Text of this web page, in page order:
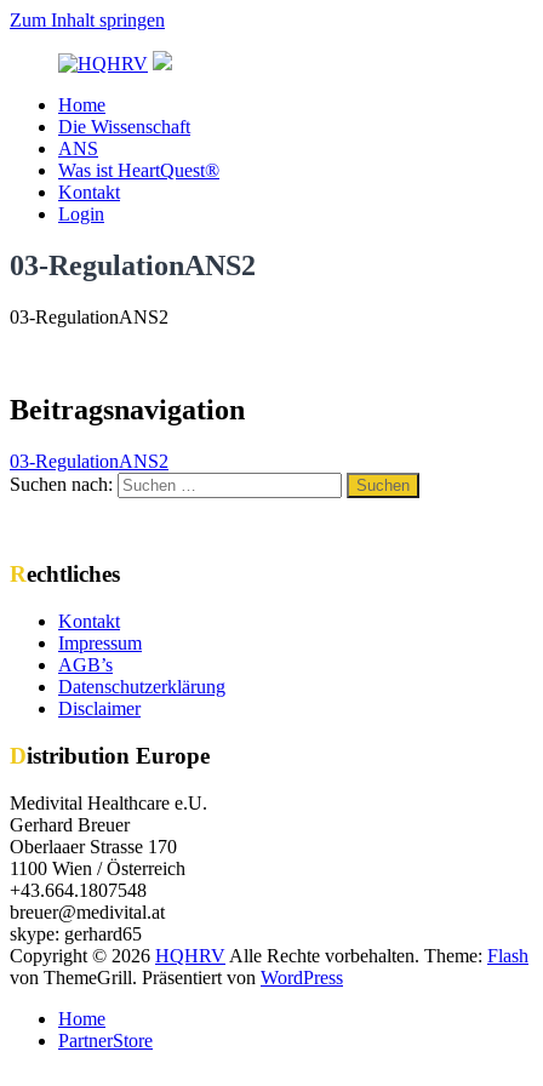
Zum Inhalt springen
HQHRV
Home
Die Wissenschaft
ANS
Was ist HeartQuest®
Kontakt
Login
03-RegulationANS2
03-RegulationANS2
Beitragsnavigation
03-RegulationANS2
Suchen nach:
Suchen
Rechtliches
Kontakt
Impressum
AGB’s
Datenschutzerklärung
Disclaimer
Distribution Europe
Medivital Healthcare e.U.
Gerhard Breuer
Oberlaaer Strasse 170
1100 Wien / Österreich
+43.664.1807548
breuer@medivital.at
skype: gerhard65
Copyright © 2026 HQHRV Alle Rechte vorbehalten. Theme: Flash
von ThemeGrill. Präsentiert von WordPress
Home
PartnerStore